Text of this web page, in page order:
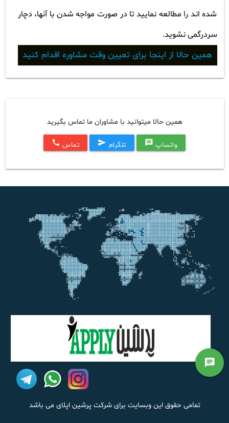
شده اند را مطالعه نمایید تا در صورت مواجه شدن با آنها، دچار
سردرگمی نشوید.
همین حالا از اینجا برای تعیین وقت مشاوره اقدام کنید
همین حالا میتوانید با مشاوران ما تماس بگیرید
واتساپ message تلگرام send تماس call
تمامی حقوق این وبسایت برای شرکت پرشین اپلای می باشد
chat